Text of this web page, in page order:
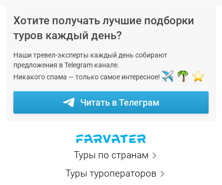
Хотите получать лучшие подборки
туров каждый день?
Наши тревел-эксперты каждый день собирают
предложения в Telegram канале.
Никакого спама — только самое интересное!
Читать в Телеграм
Туры по странам
Туры туроператоров